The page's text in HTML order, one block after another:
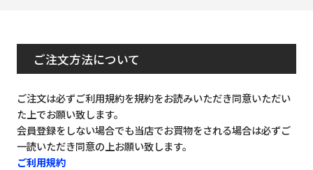
ご注文方法について
ご注文は必ずご利用規約を規約をお読みいただき同意いただい
た上でお願い致します。
会員登録をしない場合でも当店でお買物をされる場合は必ずご
一読いただき同意の上お願い致します。
ご利用規約